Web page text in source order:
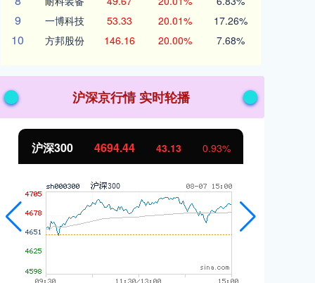
9 一博科技 53.33 20.01% 17.26%
10 方邦股份 146.16 20.00% 7.68%
沪深京行情 实时轮播
北证50 1134.24 11.37 1.01%